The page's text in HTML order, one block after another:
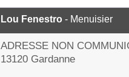
Lou Fenestro - Menuisier
ADRESSE NON
13120 Gardanne